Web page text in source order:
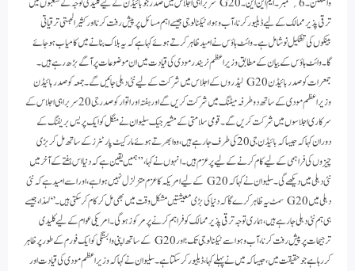
ترقی پذیر ممالک کے لیے ڈیلیور کرنا، آب و ہوا، ٹیکنالوجی جیسے اہم مسائل پر پیش رفت کرنا اور کثیر الجہتی ترقیاتی
بینکوں کی تشکیل نو شامل ہے۔ وائٹ ہاؤس نے امید ظاہر کرتے ہوئے کہا ہے کہ یہ بلاک بنانے میں کامیاب ہو جائے
گا۔ وائٹ ہاؤس کے بیان کے مطابق وزیر اعظم نریندر مودی کی قیادت میں ان موضوعات پر آگے بڑھ رہے ہیں۔
جمعرات کو صدر بائیڈن G20 لیڈروں کے اجلاس میں شرکت کے لیے نئی دہلی جائیں گے۔ جمعہ کو صدر بائیڈن
وزیر اعظم مودی کے ساتھ دو طرفہ میٹنگ میں شرکت کریں گے اور ہفتہ اور اتوار کو صدر جی 20 سربراہی اجلاس کے
سرکاری اجلاسوں میں شرکت کریں گے۔ قومی سلامتی کے مشیر جیک سلیوان نے منگل کو ایک پریس بریفنگ کے
دوران کہا کہ جیسا کہ بائیڈن جی 20 کی طرف جارہے ہیں، وہ ابھرتے ہوئے مارکیٹ پارٹنرز کے ساتھ مل کر بڑی
چیزوں کی فراہمی کے لیے کام کرنے کے لیے پرعزم ہیں۔انہوں نے کہا، ”ہمیں یقین ہے کہ دنیا اس ہفتے کے آخر میں
نئی دہلی میں دیکھے گی۔سلیوان نے کہا کہ G20 کے لیے امریکہ کا عزم متزلزل نہیں ہوا ہے، اور اسے امید ہے کہ نئی
دہلی میں G20 سمٹ یہ ظاہر کرے گا کہ دنیا کی بڑی معیشتیں مشکل وقت میں بھی مل کر کام کر سکتی ہیں۔’ ‘لہذا، جیسے
ہی ہم نئی دہلی جا رہے ہیں، ہماری توجہ ترقی پذیر ممالک کو فراہم کرنے پر مرکوز ہو گی۔ امریکی عوام کے لیے کلیدی
ترجیحات پر پیش رفت کرنا، آب و ہوا سے ٹیکنالوجی تک؛ اور G20 کے ساتھ اپنی وابستگی کو ایک فورم کے طور پر ظاہر
کر رہا ہے جو حقیقت میں، جیسا کہ میں نے پہلے کہا، ڈیلیور کر سکتا ہے۔سلیوان نے کہا کہ وزیر اعظم مودی کی قیادت اور